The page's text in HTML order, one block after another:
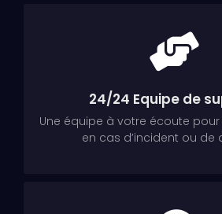
24/24 Equipe de
Une équipe à votre écoute
en cas d’incident ou de